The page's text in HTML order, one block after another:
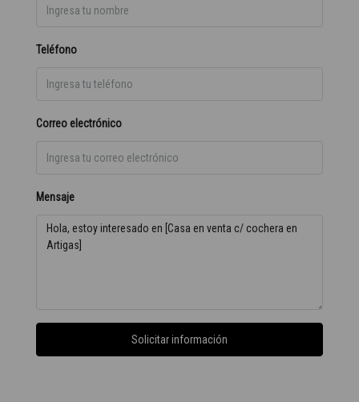
Teléfono
Correo electrónico
Mensaje
Solicitar información